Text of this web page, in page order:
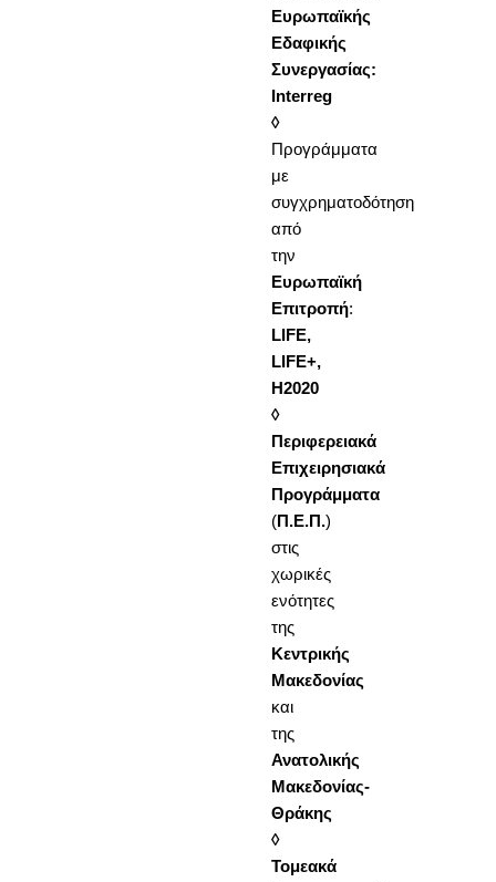
Ευρωπαϊκής
Εδαφικής
Συνεργασίας:
Interreg
◊
Προγράμματα
με
συγχρηματοδότηση
από
την
Ευρωπαϊκή
Επιτροπή:
LIFE,
LIFE+,
H2020
◊
Περιφερειακά
Επιχειρησιακά
Προγράμματα
(Π.Ε.Π.)
στις
χωρικές
ενότητες
της
Κεντρικής
Μακεδονίας
και
της
Ανατολικής
Μακεδονίας-
Θράκης
◊
Τομεακά